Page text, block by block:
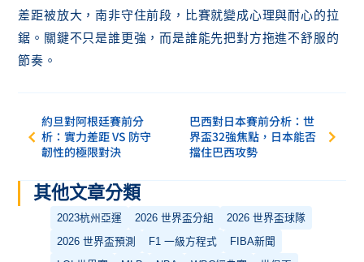
差距被放大，南非守住前段，比賽就變成心理與耐心的拉
鋸。關鍵不只是誰更強，而是誰能先把對方拖進不舒服的
節奏。
約旦對阿根廷賽前分
析：實力差距 VS 防守
韌性的極限對決
巴西對日本賽前分析：世
界盃32強焦點，日本能否
擋住巴西攻勢
其他文章分類
2023杭州亞運 2026 世界盃分組
2026 世界盃球隊
2026 世界盃預測
F1 一級方程式
FIBA新聞